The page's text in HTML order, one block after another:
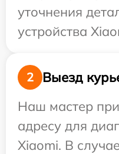
уточнения
устройства
2
Выезд
Наш мастер
адресу для
Xiaomi. В